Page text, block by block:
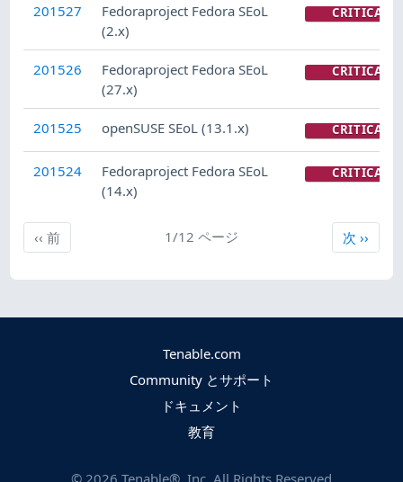
201527
Fedoraproject Fedora SEoL
(2.x)
CRITICAL
201526
Fedoraproject Fedora SEoL
(27.x)
CRITICAL
201525 openSUSE SEoL (13.1.x) CRITICAL
201524
Fedoraproject Fedora SEoL
(14.x)
CRITICAL
‹‹前前 1/12 ページ 次
次 ››
Tenable.com
Community とサポート
ドキュメント
教育